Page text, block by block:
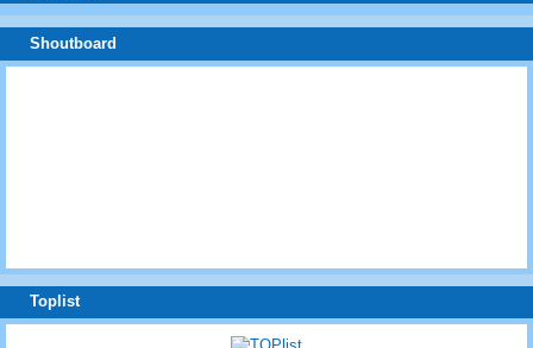
Shoutboard
Toplist